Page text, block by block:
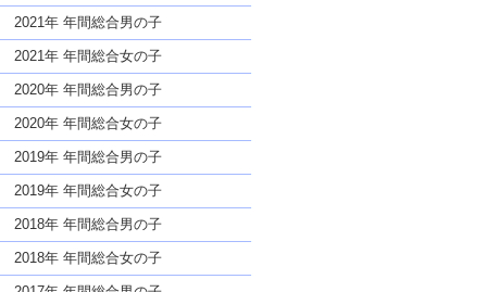
2021年 年間総合男の子
2021年 年間総合女の子
2020年 年間総合男の子
2020年 年間総合女の子
2019年 年間総合男の子
2019年 年間総合女の子
2018年 年間総合男の子
2018年 年間総合女の子